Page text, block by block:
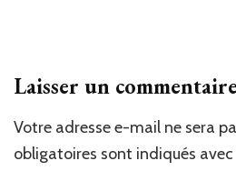
Laisser un commentaire
Votre adresse e-mail ne sera
obligatoires sont indiqués avec
Alternative: